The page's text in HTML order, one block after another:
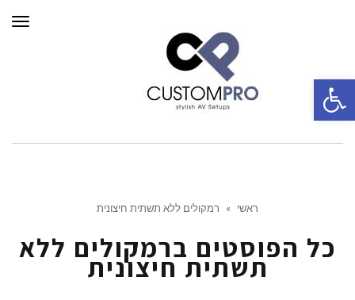
ראשי » רמקולים ללא תשתית חיצונית
כל הפוסטים ברמקולים ללא
תשתית חיצונית
פתח סרגל נגישות